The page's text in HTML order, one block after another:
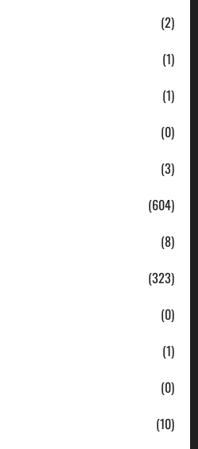
(2)
(1)
(1)
(0)
(3)
(604)
(8)
(323)
(0)
(1)
(0)
(10)